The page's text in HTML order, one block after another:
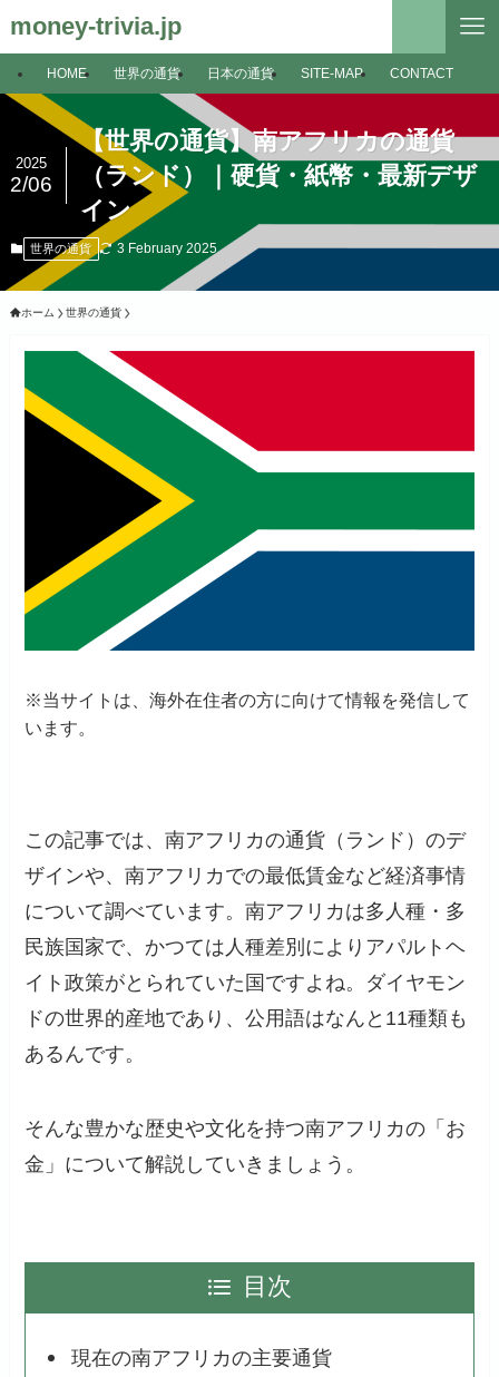
money-trivia.jp
HOME 世界の通貨 日本の通貨 SITE-MAP CONTACT
【世界の通貨】南アフリカの通貨
（ランド）｜硬貨・紙幣・最新デザ
イン
2025
2/06
世界の通貨 3 February 2025
ホーム 世界の通貨
※当サイトは、海外在住者の方に向けて情報を発信して
います。
この記事では、南アフリカの通貨（ランド）のデ
ザインや、南アフリカでの最低賃金など経済事情
について調べています。南アフリカは多人種・多
民族国家で、かつては人種差別によりアパルトヘ
イト政策がとられていた国ですよね。ダイヤモン
ドの世界的産地であり、公用語はなんと11種類も
あるんです。
そんな豊かな歴史や文化を持つ南アフリカの「お
金」について解説していきましょう。
目次
現在の南アフリカの主要通貨